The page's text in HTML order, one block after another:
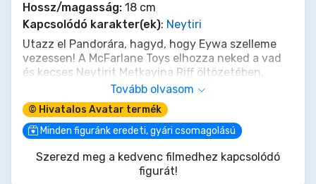
Hossz/magasság: 18 cm
Kapcsolódó karakter(ek): Neytiri
Utazz el Pandorára, hagyd, hogy Eywa szelleme
vezessen! A McFarlane Toys elhozza neked a vad
és kecses Neytirit Metkayina Riff öltözetében.
Ennek a 18 cm-es akciófigurának minden részlete
tökéletesen megragadja az Omaticaya harcos vad
szépségét és rendíthetetlen elszántságát. Add
Neytirit gyűjteményedhez, és hagyd, hogy őrizze
világodat, a kapcsolat és a védelem csendes
ígéretét. Az utad a Víz útjára most kezdődik!
Tovább olvasom
© Hivatalos Avatar termék
Minden figuránk eredeti, gyári csomagolású
Szerezd meg a kedvenc filmedhez kapcsolódó
figurát!